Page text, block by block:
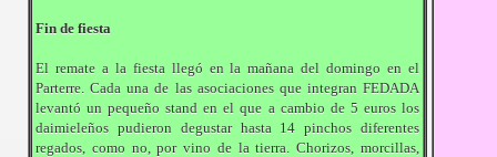
Fin de fiesta
El remate a la fiesta llegó en la mañana del domingo en el
Parterre. Cada una de las asociaciones que integran FEDADA
levantó un pequeño stand en el que a cambio de 5 euros los
daimieleños pudieron degustar hasta 14 pinchos diferentes
regados, como no, por vino de la tierra. Chorizos, morcillas,